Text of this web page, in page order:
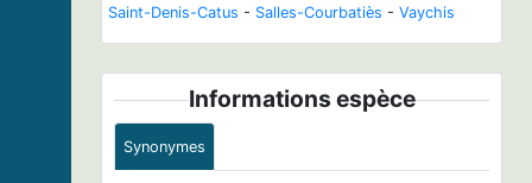
Saint-Denis-Catus - Salles-Courbatiès - Vaychis
Informations espèce
Synonymes